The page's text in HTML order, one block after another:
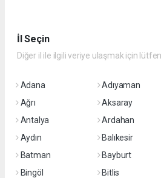
İl Seçin
Diğer il ile ilgili veriye ulaşmak için
Adana Adıyaman
Ağrı
Aksaray
Antalya
Ardahan
Aydın
Balıkesir
Batman
Bayburt
Bingöl
Bitlis